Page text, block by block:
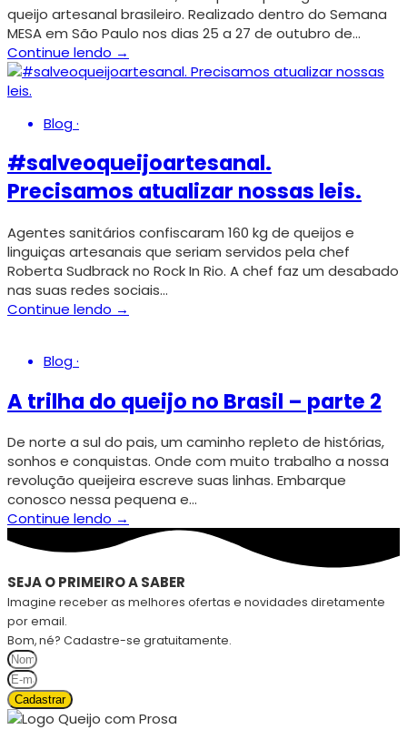
queijo artesanal brasileiro. Realizado dentro do Semana
MESA em São Paulo nos dias 25 a 27 de outubro de…
Continue lendo →
Blog·
#salveoqueijoartesanal.
Precisamos atualizar nossas leis.
Agentes sanitários confiscaram 160 kg de queijos e
linguiças artesanais que seriam servidos pela chef
Roberta Sudbrack no Rock In Rio. A chef faz um desabado
nas suas redes sociais…
Continue lendo →
Blog·
A trilha do queijo no Brasil – parte 2
De norte a sul do pais, um caminho repleto de histórias,
sonhos e conquistas. Onde com muito trabalho a nossa
revolução queijeira escreve suas linhas. Embarque
conosco nessa pequena e…
Continue lendo →
SEJA O PRIMEIRO A SABER
Imagine receber as melhores ofertas e novidades diretamente
por email.
Bom, né? Cadastre-se gratuitamente.
Cadastrar